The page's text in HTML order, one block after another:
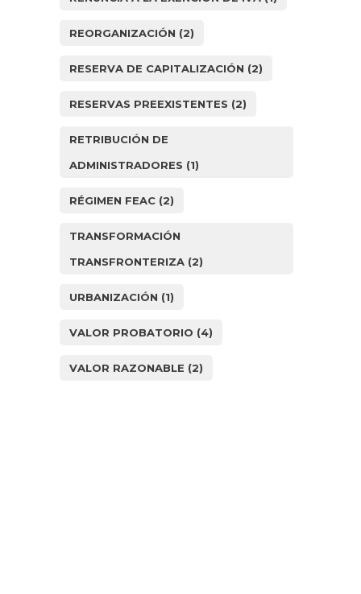
REORGANIZACIÓN (2)
RESERVA DE CAPITALIZACIÓN (2)
RESERVAS PREEXISTENTES (2)
RETRIBUCIÓN DE
ADMINISTRADORES (1)
RÉGIMEN FEAC (2)
TRANSFORMACIÓN
TRANSFRONTERIZA (2)
URBANIZACIÓN (1)
VALOR PROBATORIO (4)
VALOR RAZONABLE (2)